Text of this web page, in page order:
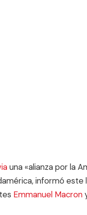
una «alianza por la
informó este
Emmanuel Macron